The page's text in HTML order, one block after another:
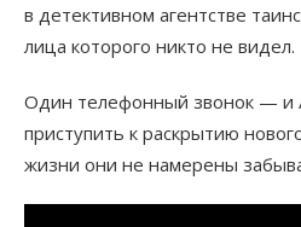
в детективном агентстве
лица которого никто не видел.
Один телефонный звонок — и
приступить к раскрытию
жизни они не намерены